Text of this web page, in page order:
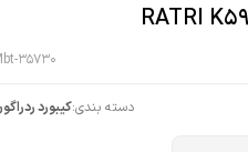
35730
دسته بندی:کیبورد